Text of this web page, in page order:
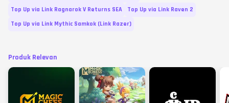
Top Up via Link Ragnarok V Returns SEA
Top Up via Link Raven 2
Top Up via Link Mythic Samkok (Link Razer)
Produk Relevan